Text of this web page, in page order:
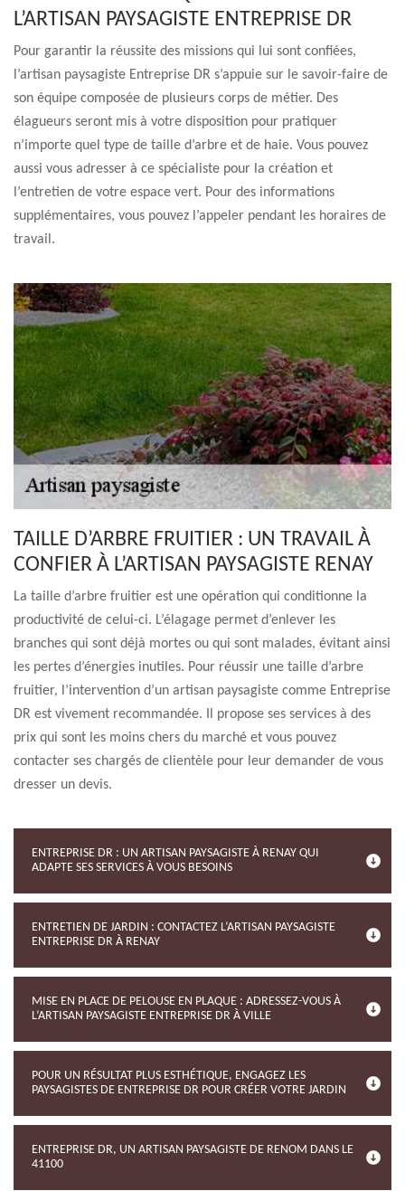
L’ARTISAN PAYSAGISTE ENTREPRISE DR
Pour garantir la réussite des missions qui lui sont confiées,
l’artisan paysagiste Entreprise DR s’appuie sur le savoir-faire de
son équipe composée de plusieurs corps de métier. Des
élagueurs seront mis à votre disposition pour pratiquer
n’importe quel type de taille d’arbre et de haie. Vous pouvez
aussi vous adresser à ce spécialiste pour la création et
l’entretien de votre espace vert. Pour des informations
supplémentaires, vous pouvez l’appeler pendant les horaires de
travail.
TAILLE D’ARBRE FRUITIER : UN TRAVAIL À
CONFIER À L’ARTISAN PAYSAGISTE RENAY
La taille d’arbre fruitier est une opération qui conditionne la
productivité de celui-ci. L’élagage permet d’enlever les
branches qui sont déjà mortes ou qui sont malades, évitant ainsi
les pertes d’énergies inutiles. Pour réussir une taille d’arbre
fruitier, l’intervention d’un artisan paysagiste comme Entreprise
DR est vivement recommandée. Il propose ses services à des
prix qui sont les moins chers du marché et vous pouvez
contacter ses chargés de clientèle pour leur demander de vous
dresser un devis.
ENTREPRISE DR : UN ARTISAN PAYSAGISTE À RENAY QUI
ADAPTE SES SERVICES À VOUS BESOINS
ENTRETIEN DE JARDIN : CONTACTEZ L’ARTISAN PAYSAGISTE
ENTREPRISE DR À RENAY
MISE EN PLACE DE PELOUSE EN PLAQUE : ADRESSEZ-VOUS À
L’ARTISAN PAYSAGISTE ENTREPRISE DR À VILLE
POUR UN RÉSULTAT PLUS ESTHÉTIQUE, ENGAGEZ LES
PAYSAGISTES DE ENTREPRISE DR POUR CRÉER VOTRE JARDIN
ENTREPRISE DR, UN ARTISAN PAYSAGISTE DE RENOM DANS LE
41100